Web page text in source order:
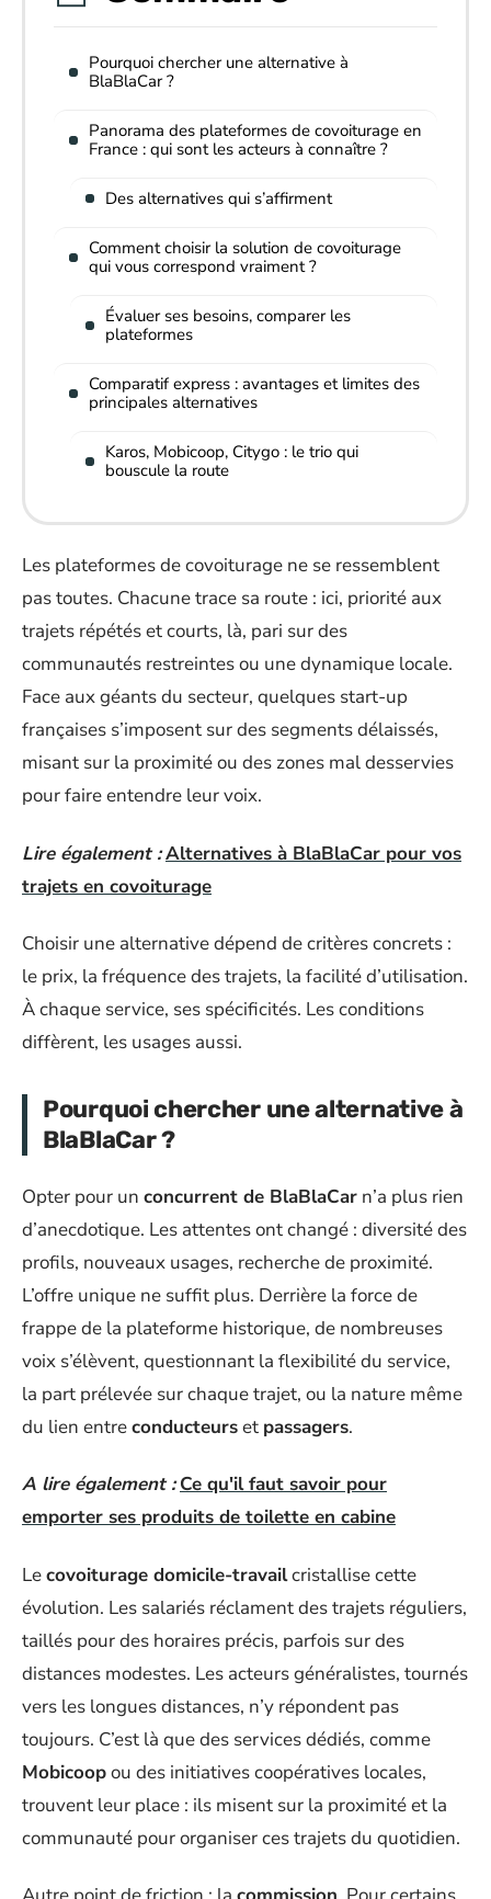
Pourquoi chercher une alternative à
BlaBlaCar ?
Panorama des plateformes de covoiturage en
France : qui sont les acteurs à connaître ?
Des alternatives qui s’affirment
Comment choisir la solution de covoiturage
qui vous correspond vraiment ?
Évaluer ses besoins, comparer les
plateformes
Comparatif express : avantages et limites des
principales alternatives
Karos, Mobicoop, Citygo : le trio qui
bouscule la route
Les plateformes de covoiturage ne se ressemblent
pas toutes. Chacune trace sa route : ici, priorité aux
trajets répétés et courts, là, pari sur des
communautés restreintes ou une dynamique locale.
Face aux géants du secteur, quelques start-up
françaises s’imposent sur des segments délaissés,
misant sur la proximité ou des zones mal desservies
pour faire entendre leur voix.
Lire également :Alternatives à BlaBlaCar pour vos
trajets en covoiturage
Choisir une alternative dépend de critères concrets :
le prix, la fréquence des trajets, la facilité d’utilisation.
À chaque service, ses spécificités. Les conditions
diffèrent, les usages aussi.
Pourquoi chercher une alternative à
BlaBlaCar ?
Opter pour un concurrent de BlaBlaCar n’a plus rien
d’anecdotique. Les attentes ont changé : diversité des
profils, nouveaux usages, recherche de proximité.
L’offre unique ne suffit plus. Derrière la force de
frappe de la plateforme historique, de nombreuses
voix s’élèvent, questionnant la flexibilité du service,
la part prélevée sur chaque trajet, ou la nature même
du lien entreconducteurset passagers.
A lire également : Ce qu'il faut savoir pour
emporter ses produits de toilette en cabine
Lecovoiturage domicile-travailcristallise cette
évolution. Les salariés réclament des trajets réguliers,
taillés pour des horaires précis, parfois sur des
distances modestes. Les acteurs généralistes, tournés
vers les longues distances, n’y répondent pas
toujours. C’est là que des services dédiés, comme
Mobicoopou des initiatives coopératives locales,
trouvent leur place : ils misent sur la proximité et la
communauté pour organiser ces trajets du quotidien.